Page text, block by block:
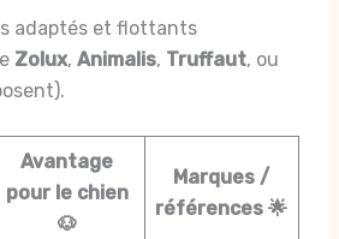
adaptés et flottants
Zolux, Animalis, Truffaut, ou
Avantage
pour le chien
🐶
Marques /
références 🌟